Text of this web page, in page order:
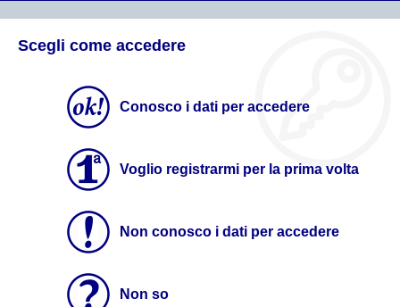
Scegli come accedere
Conosco i dati per accedere
Voglio registrarmi per la prima volta
Non conosco i dati per accedere
Non so